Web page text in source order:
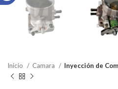
Inicio Camara Inyección de